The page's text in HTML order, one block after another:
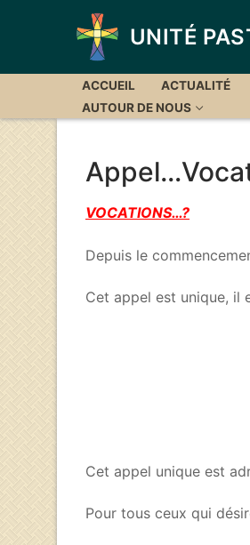
UNITÉ
ACCUEIL ACTUALITÉ
AUTOUR DE NOUS
VOCATIONS…?
Depuis le
Cet appel est unique, il
Cet appel unique est
Pour tous ceux qui